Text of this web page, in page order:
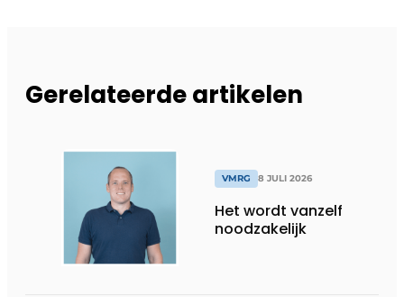
Gerelateerde artikelen
VMRG 8 JULI 2026
Het wordt vanzelf
noodzakelijk